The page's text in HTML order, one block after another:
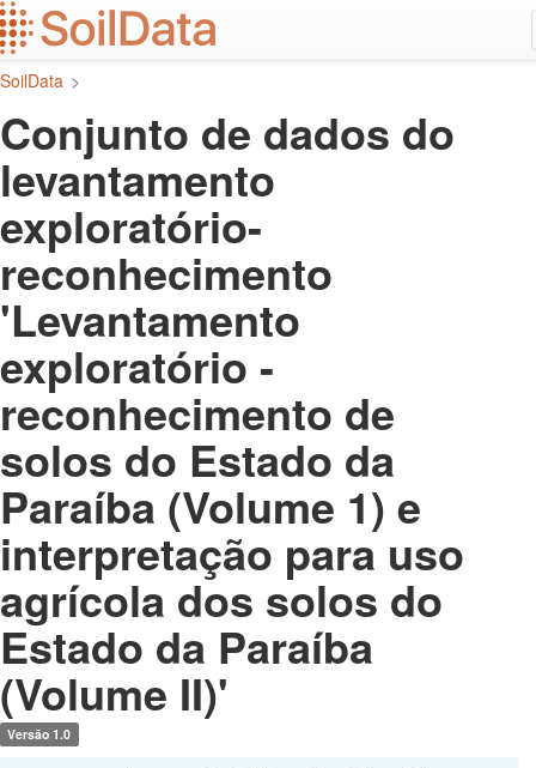
Ir
para
o
conteúdo
SoilData >
Conjunto de dados do
levantamento
exploratório-
reconhecimento
'Levantamento
exploratório -
reconhecimento de
solos do Estado da
Paraíba (Volume 1) e
interpretação para uso
agrícola dos solos do
Estado da Paraíba
(Volume II)'
Versão 1.0